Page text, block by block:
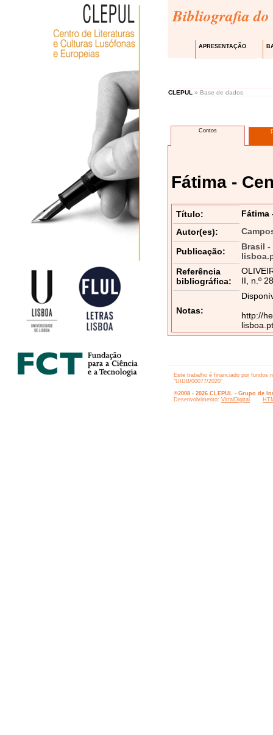
Bibliografia do
APRESENTAÇÃO
CLEPUL » Base de dados
Contos
Fátima -
Título:
Fátima
Autor(es):
Publicação:
Brasil
Referência
bibliográfica:
II, n.º
Notas:
http://
Este trabalho é financiado por fundos
“UIDB/00077/2020”
©2008 - 2026 CLEPUL - Grupo de
Desenvolvimento: VitralDigital